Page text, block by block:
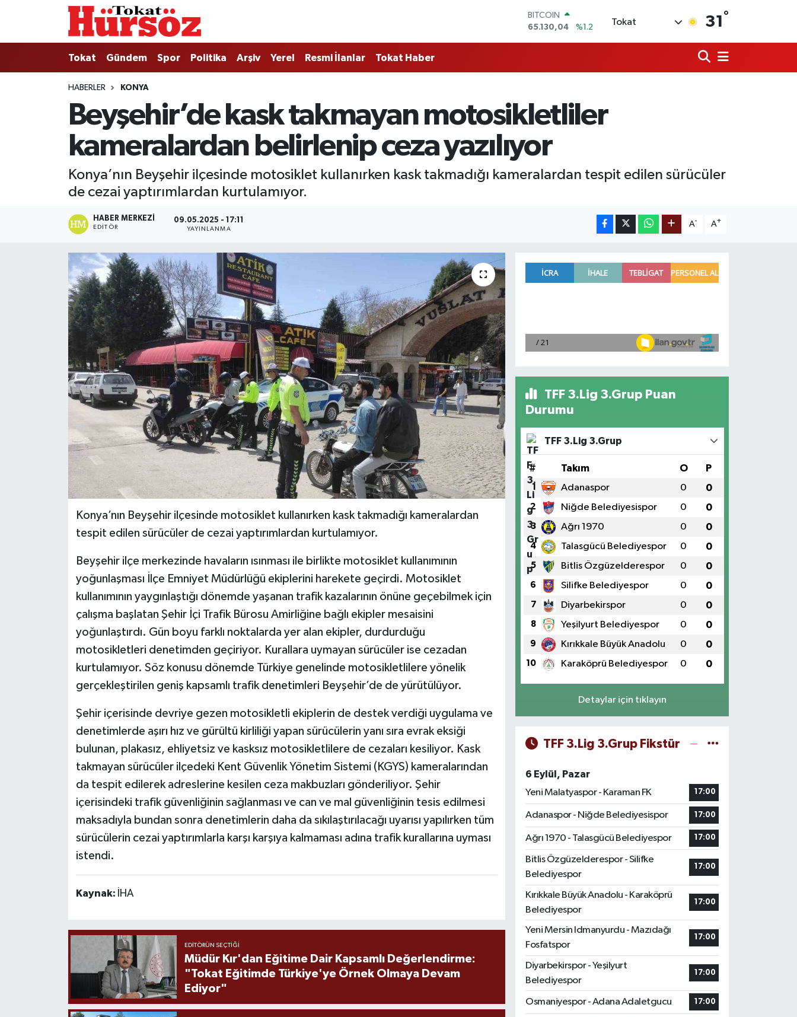
BITCOIN
65.130,04
%1.2
55,0265
%0.01
GRAM ALTIN
6618.49
%2.12
13.887
Tokat 31 °
Tokat Gündem Spor Politika Arşiv Yerel Resmi İlanlar Tokat Haber
HABERLER KONYA
Beyşehir’de kask takmayan motosikletliler
kameralardan belirlenip ceza yazılıyor
Konya’nın Beyşehir ilçesinde motosiklet kullanırken kask takmadığı kameralardan tespit edilen sürücüler
de cezai yaptırımlardan kurtulamıyor.
HABER MERKEZI
EDITÖR
09.05.2025 - 17:11
YAYINLANMA
A- A+
Konya’nın Beyşehir ilçesinde motosiklet kullanırken kask takmadığı kameralardan
tespit edilen sürücüler de cezai yaptırımlardan kurtulamıyor.
Beyşehir ilçe merkezinde havaların ısınması ile birlikte motosiklet kullanımının
yoğunlaşması İlçe Emniyet Müdürlüğü ekiplerini harekete geçirdi. Motosiklet
kullanımının yaygınlaştığı dönemde yaşanan trafik kazalarının önüne geçebilmek için
çalışma başlatan Şehir İçi Trafik Bürosu Amirliğine bağlı ekipler mesaisini
yoğunlaştırdı. Gün boyu farklı noktalarda yer alan ekipler, durdurduğu
motosikletleri denetimden geçiriyor. Kurallara uymayan sürücüler ise cezadan
kurtulamıyor. Söz konusu dönemde Türkiye genelinde motosikletlilere yönelik
gerçekleştirilen geniş kapsamlı trafik denetimleri Beyşehir’de de yürütülüyor.
Şehir içerisinde devriye gezen motosikletli ekiplerin de destek verdiği uygulama ve
denetimlerde aşırı hız ve gürültü kirliliği yapan sürücülerin yanı sıra evrak eksiği
bulunan, plakasız, ehliyetsiz ve kasksız motosikletlilere de cezaları kesiliyor. Kask
takmayan sürücüler ilçedeki Kent Güvenlik Yönetim Sistemi (KGYS) kameralarından
da tespit edilerek adreslerine kesilen ceza makbuzları gönderiliyor. Şehir
içerisindeki trafik güvenliğinin sağlanması ve can ve mal güvenliğinin tesis edilmesi
maksadıyla bundan sonra denetimlerin daha da sıkılaştırılacağı uyarısı yapılırken tüm
sürücülerin cezai yaptırımlarla karşı karşıya kalmaması adına trafik kurallarına uyması
istendi.
Kaynak: İHA
EDITÖRÜN SEÇTIĞI
Müdür Kır'dan Eğitime Dair Kapsamlı Değerlendirme:
"Tokat Eğitimde Türkiye'ye Örnek Olmaya Devam
Ediyor"
TFF 3.Lig 3.Grup Puan
Durumu
TFF 3.Lig 3.Grup
# Takım O P
1 Adanaspor 0 0
2 Niğde Belediyesispor 0 0
3 Ağrı 1970 0 0
4 Talasgücü Belediyespor 0 0
5 Bitlis Özgüzelderespor 0 0
6 Silifke Belediyespor 0 0
7 Diyarbekirspor 0 0
8 Yeşilyurt Belediyespor 0 0
9 Kırıkkale Büyük Anadolu 0 0
10 Karaköprü Belediyespor 0 0
Detaylar için tıklayın
TFF 3.Lig 3.Grup Fikstür
6 Eylül, Pazar
Yeni Malatyaspor - Karaman FK
17:00
Adanaspor - Niğde Belediyesispor 17:00
Ağrı 1970 - Talasgücü Belediyespor 17:00
Bitlis Özgüzelderespor - Silifke
Belediyespor
17:00
Kırıkkale Büyük Anadolu - Karaköprü
Belediyespor
17:00
Yeni Mersin Idmanyurdu - Mazıdağı
Fosfatspor
17:00
Diyarbekirspor - Yeşilyurt
Belediyespor
17:00
Osmaniyespor - Adana Adaletgucu 17:00
Tokat
Türkiye Gündemi
Gündem
Politika
Tokat Spor
Ekonomi
Tokat Haber
Nöbetçi Eczaneler
Hava Durumu
Tokat Namaz Vakitleri
Trafik Durumu
Tüm Manşetler
Son Dakika Haberleri
Haber Arşivi